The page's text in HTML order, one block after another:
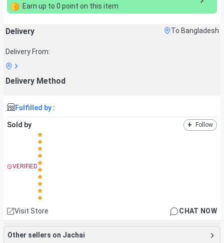
Earn up to 0 point on this item
Delivery To Bangladesh
Delivery From:
Delivery Method
Fulfilled by :
Sold by + Follow
VERIFIED
Visit Store CHAT NOW
Other sellers on Jachai